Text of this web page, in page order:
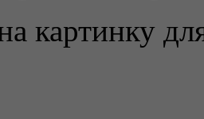
картинку